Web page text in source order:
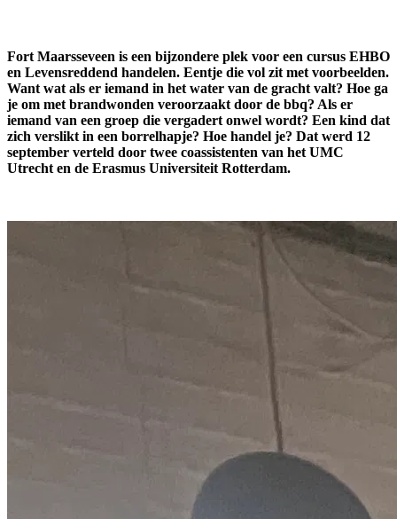
Fort Maarsseveen is een bijzondere plek voor een cursus EHBO
en Levensreddend handelen. Eentje die vol zit met voorbeelden.
Want wat als er iemand in het water van de gracht valt? Hoe ga
je om met brandwonden veroorzaakt door de bbq? Als er
iemand van een groep die vergadert onwel wordt? Een kind dat
zich verslikt in een borrelhapje? Hoe handel je? Dat werd 12
september verteld door twee coassistenten van het UMC
Utrecht en de Erasmus Universiteit Rotterdam.